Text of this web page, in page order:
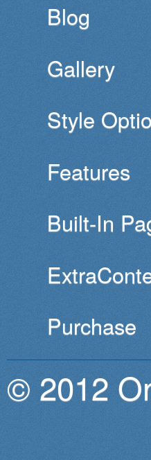
Blog
Gallery
Style
Features
Built-In
Purchase
© 2012